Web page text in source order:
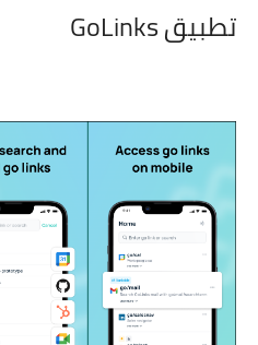
تطبيق GoLinks